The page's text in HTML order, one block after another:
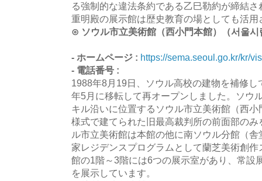
る強制的な違法条約である乙巳勒約が締結
重明殿の展示館は歴史教育の場としても活用
⊙ ソウル市立美術館（西小門本館）（서울
- ホームページ : https://sema.seoul.go.kr/kr/
- 電話番号 :
1988年8月19日、ソウル高校の建物を補修
年5月に移転して再オープンしました。ソウ
キル沿いに位置するソウル市立美術館（西
様式で建てられた旧最高裁判所の前面部の
ル市立美術館は本館の他に南ソウル分館（
家レジデンスプログラムとして蘭芝美術創
館の1階～3階には6つの展示室があり、常設
を展示しています。